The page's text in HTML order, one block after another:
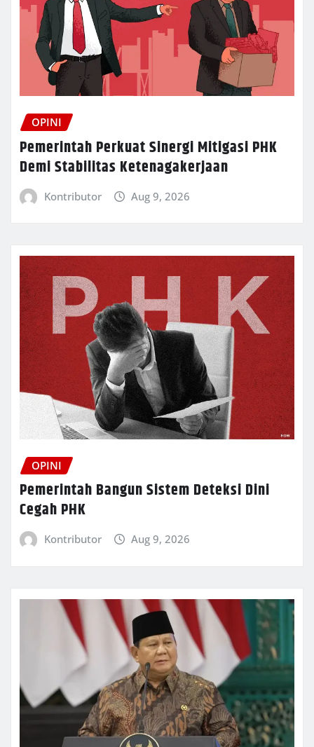
OPINI
Pemerintah Perkuat Sinergi Mitigasi PHK
Demi Stabilitas Ketenagakerjaan
Kontributor Aug 9, 2026
OPINI
Pemerintah Bangun Sistem Deteksi Dini
Cegah PHK
Kontributor Aug 9, 2026